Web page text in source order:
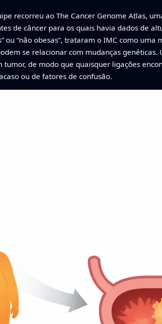
recorreu ao The Cancer Genome Atlas,
de câncer para os quais havia dados de
ou “não obesas”, trataram o IMC como
se relacionar com mudanças
de modo que quaisquer ligações
ou de fatores de confusão.